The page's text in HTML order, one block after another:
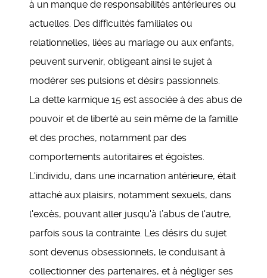
à un manque de responsabilités antérieures ou
actuelles. Des difficultés familiales ou
relationnelles, liées au mariage ou aux enfants,
peuvent survenir, obligeant ainsi le sujet à
modérer ses pulsions et désirs passionnels.
La dette karmique 15 est associée à des abus de
pouvoir et de liberté au sein même de la famille
et des proches, notamment par des
comportements autoritaires et égoïstes.
L'individu, dans une incarnation antérieure, était
attaché aux plaisirs, notamment sexuels, dans
l'excès, pouvant aller jusqu'à l’abus de l'autre,
parfois sous la contrainte. Les désirs du sujet
sont devenus obsessionnels, le conduisant à
collectionner des partenaires, et à négliger ses